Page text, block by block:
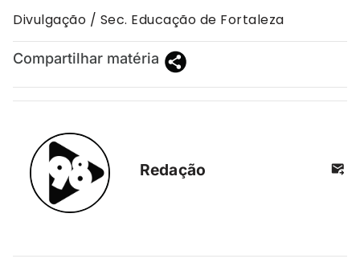
Divulgação / Sec. Educação de Fortaleza
Compartilhar matéria
Redação